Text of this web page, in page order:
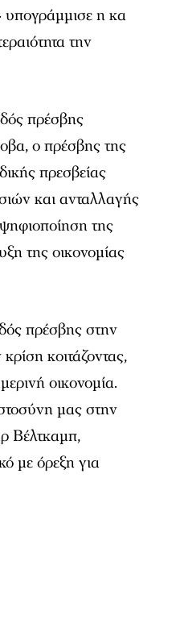
υπογράμμισε η κα
την
πρέσβης
ο πρέσβης της
πρεσβείας
και ανταλλαγής
της
της οικονομίας
πρέσβης στην
κοιτάζοντας,
οικονομία.
μας στην
Βέλτκαμπ,
με όρεξη για